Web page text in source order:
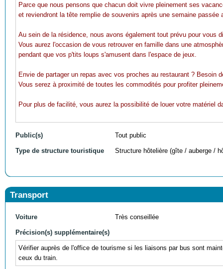
Parce que nous pensons que chacun doit vivre pleinement ses
et reviendront la tête remplie de souvenirs après une semaine
Au sein de la résidence, nous avons également tout prévu pour vous
Vous aurez l'occasion de vous retrouver en famille dans une
pendant que vos p'tits loups s'amusent dans l'espace de jeux.
Envie de partager un repas avec vos proches au restaurant ?
Vous serez à proximité de toutes les commodités pour profiter
Pour plus de facilité, vous aurez la possibilité de louer votre matériel
Public(s) Tout public
Type de structure touristique Structure hôtelière (gîte / auberge /
Transport
Voiture Très conseillée
Précision(s) supplémentaire(s)
Vérifier auprès de l'office de tourisme si les liaisons par bus sont
ceux du train.